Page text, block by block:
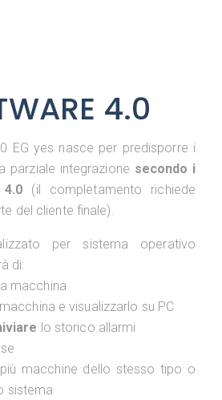
4.0
EG yes nasce per predisporre i
parziale integrazione secondo i
(il completamento richiede
del cliente finale).
per sistema operativo
di:
macchina
macchina e visualizzarlo su PC
lo storico allarmi
macchine dello stesso tipo o
sistema